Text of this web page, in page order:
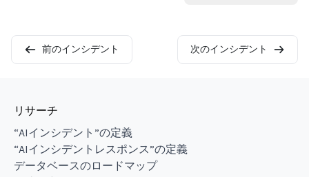
前のインシデント 次のインシデント
リサーチ
“AIインシデント”の定義
“AIインシデントレスポンス”の定義
データベースのロードマップ